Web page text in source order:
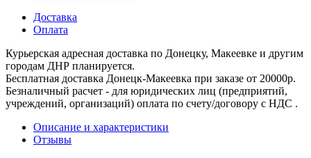
Доставка
Оплата
Курьерская адресная доставка по Донецку, Макеевке и другим
городам ДНР планируется.
Бесплатная доставка Донецк-Макеевка при заказе от 20000р.
Безналичный расчет - для юридических лиц (предприятий,
учреждений, организаций) оплата по счету/договору с НДС .
Описание и характеристики
Отзывы